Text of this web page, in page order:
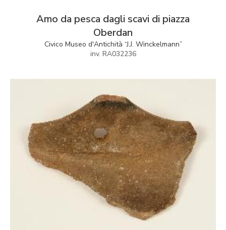
Amo da pesca dagli scavi di piazza
Oberdan
Civico Museo d'Antichità “J.J. Winckelmann”
inv. RA032236